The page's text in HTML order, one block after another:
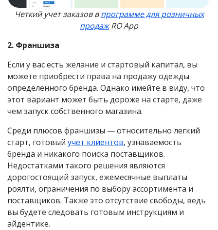
Четкий учет заказов впрограмме для розничных
продажRO App
2. Франшиза
Если у вас есть желание и стартовый капитал, вы
можете приобрести права на продажу одежды
определенного бренда. Однако имейте в виду, что
этот вариант может быть дороже на старте, даже
чем запуск собственного магазина.
Среди плюсов франшизы — относительно легкий
старт, готовый учет клиентов, узнаваемость
бренда и никакого поиска поставщиков.
Недостатками такого решения являются
дорогостоящий запуск, ежемесячные выплаты
роялти, ограничения по выбору ассортимента и
поставщиков. Также это отсутствие свободы, ведь
вы будете следовать готовым инструкциям и
айдентике.